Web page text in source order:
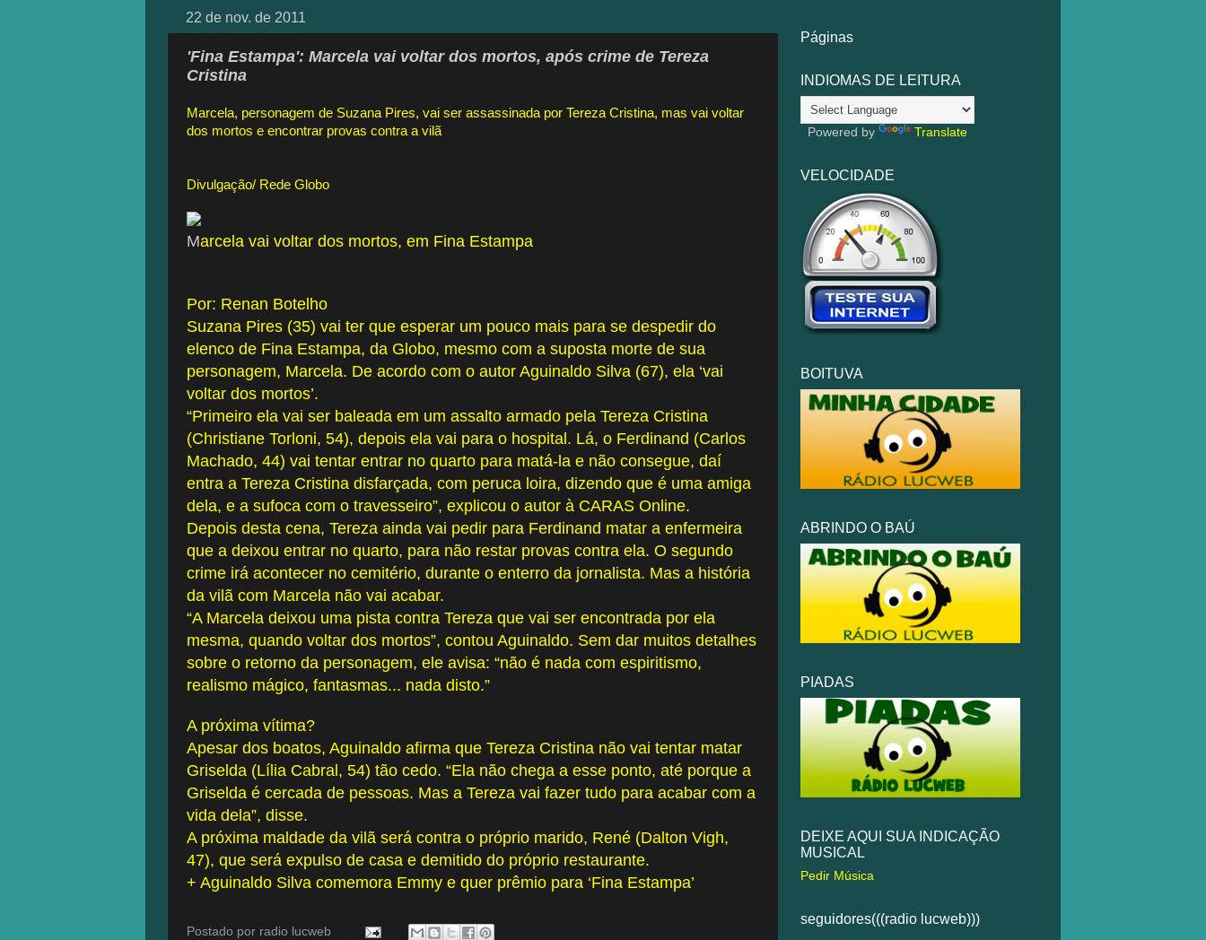
22 de nov. de 2011
'Fina Estampa': Marcela vai voltar dos mortos, após crime de Tereza
Cristina
Marcela, personagem de Suzana Pires, vai ser assassinada por Tereza Cristina, mas vai voltar
dos mortos e encontrar provas contra a vilã
Divulgação/ Rede Globo
Marcela vai voltar dos mortos, em Fina Estampa
Por: Renan Botelho
Suzana Pires (35) vai ter que esperar um pouco mais para se despedir do
elenco de Fina Estampa, da Globo, mesmo com a suposta morte de sua
personagem, Marcela. De acordo com o autor Aguinaldo Silva (67), ela ‘vai
voltar dos mortos’.
“Primeiro ela vai ser baleada em um assalto armado pela Tereza Cristina
(Christiane Torloni, 54), depois ela vai para o hospital. Lá, o Ferdinand (Carlos
Machado, 44) vai tentar entrar no quarto para matá-la e não consegue, daí
entra a Tereza Cristina disfarçada, com peruca loira, dizendo que é uma amiga
dela, e a sufoca com o travesseiro”, explicou o autor à CARAS Online.
Depois desta cena, Tereza ainda vai pedir para Ferdinand matar a enfermeira
que a deixou entrar no quarto, para não restar provas contra ela. O segundo
crime irá acontecer no cemitério, durante o enterro da jornalista. Mas a história
da vilã com Marcela não vai acabar.
“A Marcela deixou uma pista contra Tereza que vai ser encontrada por ela
mesma, quando voltar dos mortos”, contou Aguinaldo. Sem dar muitos detalhes
sobre o retorno da personagem, ele avisa: “não é nada com espiritismo,
realismo mágico, fantasmas... nada disto.”
A próxima vítima?
Apesar dos boatos, Aguinaldo afirma que Tereza Cristina não vai tentar matar
Griselda (Lília Cabral, 54) tão cedo. “Ela não chega a esse ponto, até porque a
Griselda é cercada de pessoas. Mas a Tereza vai fazer tudo para acabar com a
vida dela”, disse.
A próxima maldade da vilã será contra o próprio marido, René (Dalton Vigh,
47), que será expulso de casa e demitido do próprio restaurante.
+ Aguinaldo Silva comemora Emmy e quer prêmio para ‘Fina Estampa’
Postado por radio lucweb
Páginas
INDIOMAS DE LEITURA
Powered by Translate
VELOCIDADE
BOITUVA
ABRINDO O BAÚ
PIADAS
DEIXE AQUI SUA INDICAÇÃO
MUSICAL
Pedir Música
seguidores(((radio lucweb)))